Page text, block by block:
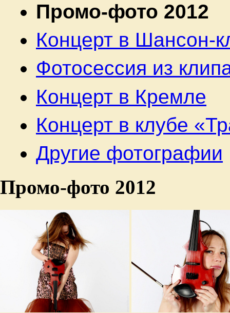
Промо-фото 2012
Концерт в Шансон-
Фотосессия из
Концерт в Кремле
Концерт в клубе
Другие фотографии
Промо-фото 2012